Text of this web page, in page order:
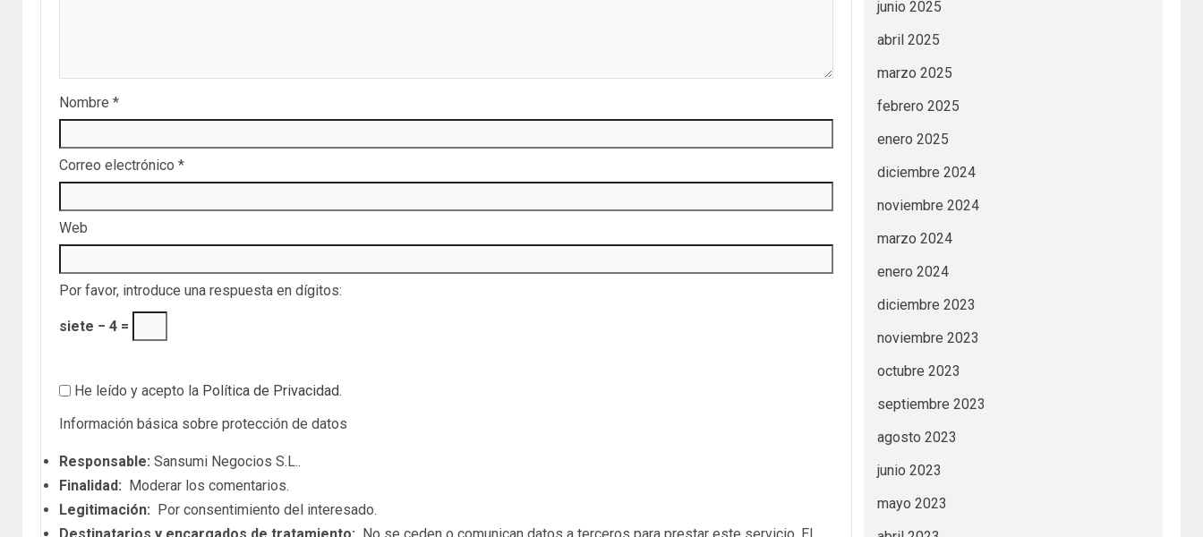
Nombre *
Correo electrónico *
Web
Por favor, introduce una respuesta en dígitos:
siete − 4 =
He leído y acepto la Política de Privacidad.
Información básica sobre protección de datos
Responsable: Sansumi Negocios S.L..
Finalidad: Moderar los comentarios.
Legitimación: Por consentimiento del interesado.
junio 2025
abril 2025
marzo 2025
febrero 2025
enero 2025
diciembre 2024
noviembre 2024
marzo 2024
enero 2024
diciembre 2023
noviembre 2023
octubre 2023
septiembre 2023
agosto 2023
junio 2023
mayo 2023